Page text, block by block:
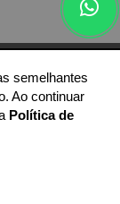
51.614.978/0001-84
semelhantes
Ao continuar
Política de